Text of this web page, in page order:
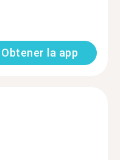
Obtener la app